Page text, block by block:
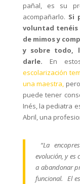
pañal, es su
acompañarlo. Si
voluntad tenéis
de mimos y
y sobre todo,
darle. En
escolarización
una maestra,
puede tener
Inés, la pediatra
Abril, una
“La
evolución, y es
a abandonar
funcional. El